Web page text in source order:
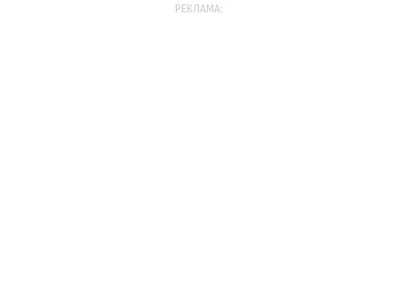
РЕКЛАМА: